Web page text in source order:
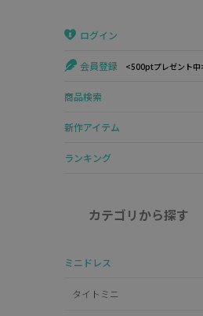
GLAMOROUS
ログイン
会員登録 <500ptプレゼント中
商品検索
新作アイテム
ランキング
カテゴリから探す
ミニドレス
タイトミニ